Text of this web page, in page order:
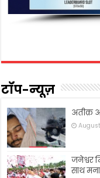
टॉप-न्यूज़
अतीक़
जनेश्वर
साथ